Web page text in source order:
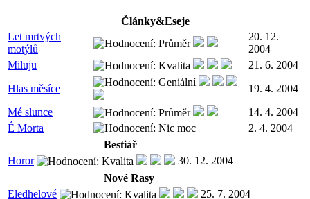
Články&Eseje
Let mrtvých
motýlů
20. 12.
2004
Miluju
21. 6. 2004
Hlas měsíce
19. 4. 2004
Mé slunce
14. 4. 2004
É Morta
2. 4. 2004
Bestiář
Horor
30. 12. 2004
Nové Rasy
Eledhelové
25. 7. 2004